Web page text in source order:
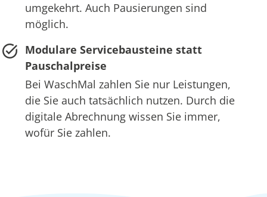
umgekehrt. Auch Pausierungen sind
möglich.
Modulare Servicebausteine statt
Pauschalpreise
Bei WaschMal zahlen Sie nur Leistungen,
die Sie auch tatsächlich nutzen. Durch die
digitale Abrechnung wissen Sie immer,
wofür Sie zahlen.